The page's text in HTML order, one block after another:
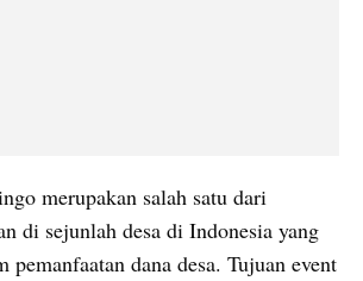
merupakan salah satu dari
di sejunlah desa di Indonesia yang
dana desa. Tujuan event